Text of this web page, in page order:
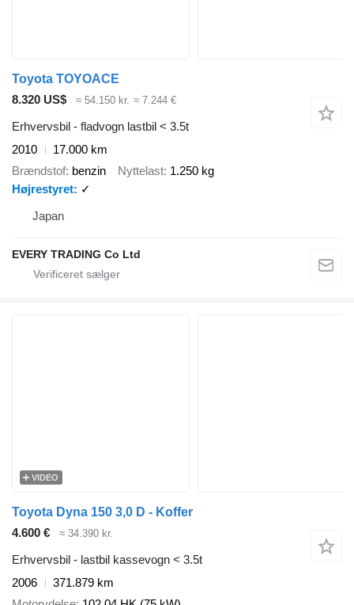
Toyota TOYOACE
8.320 US$
≈ 54.150 kr. ≈ 7.244 €
Erhvervsbil - fladvogn lastbil < 3.5t
2010
17.000 km
Brændstof benzin Nyttelast 1.250 kg
Højrestyret
✓
Japan
EVERY TRADING Co Ltd
VIDEO
Toyota Dyna 150 3,0 D - Koffer
4.600 €
≈ 34.390 kr.
Erhvervsbil - lastbil kassevogn < 3.5t
2006
371.879 km